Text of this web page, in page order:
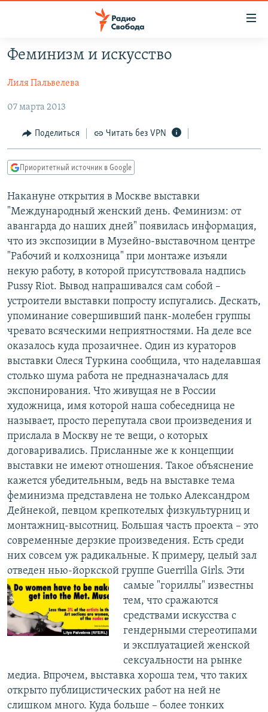
упрощенного
Вернуться
содержанию
Вернутся
главной
навигации
Вернутся
поиску
ПРОГРАММЫ
ПОДКАСТЫ
АВТОРСКИЕ ПРОЕКТЫ
ЦИТАТЫ СВОБОДЫ
МНЕНИЯ
КУЛЬТУРА
IDEL.РЕАЛИИ
КАВКАЗ.РЕАЛИИ
СЕВЕР.РЕАЛИИ
СИБИРЬ.РЕАЛИИ
РАСПИСАНИЕ ВЕЩАНИЯ
ПОДПИШИТЕСЬ НА РАССЫЛКУ
СОЦИАЛЬНЫЕ СЕТИ
Все сайты РСЕ/РС
Феминизм и искусство
Лиля Пальвелева
07 марта 2013
Поделиться Читать без VPN
Приоритетный источник в Google
Накануне открытия в Москве выставки
"Международный женский день. Феминизм: от
авангарда до наших дней" появилась информация,
что из экспозиции в Музейно-выставочном центре
"Рабочий и колхозница" при монтаже изъяли
некую работу, в которой присутствовала надпись
Pussy Riot. Вывод напрашивался сам собой –
устроители выставки попросту испугались. Дескать,
упоминание совершивший панк-молебен группы
чревато всяческими неприятностями. На деле все
оказалось куда прозаичнее. Один из кураторов
выставки Олеся Туркина сообщила, что наделавшая
столько шума работа не предназначалась для
экспонирования. Что живущая не в России
художница, имя которой наша собеседница не
называет, просто перепутала свои произведения и
прислала в Москву не те вещи, о которых
договаривались. Присланные же к концепции
выставки не имеют отношения. Такое объяснение
кажется убедительным, ведь на выставке тема
феминизма представлена не только Александром
Дейнекой, певцом крепкотелых физкультурниц и
монтажниц-высотниц. Большая часть проекта – это
современные дерзкие произведения. Есть среди
них совсем уж радикальные. К примеру, целый зал
отведен нью-йоркской группе Guerrilla Girls. Эти
самые "гориллы" известны
тем, что сражаются
средствами искусства с
гендерными стереотипами
и эксплуатацией женской
сексуальности на рынке
медиа. Впрочем, выставка хороша тем, что таких
открыто публицистических работ на ней не
слишком много. Куда больше – более тонких